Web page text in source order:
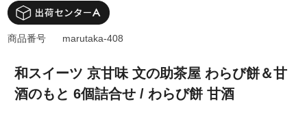
和スイーツ 京甘味 文の助茶屋 わらび餅＆甘
酒のもと 6個詰合せ / わらび餅 甘酒
商品番号 marutaka-408